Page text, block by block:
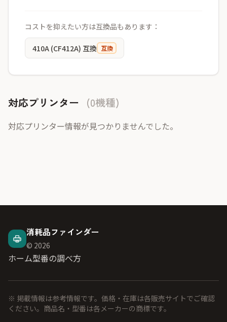
コストを抑えたい方は互換品もあります：
410A (CF412A) 互換 互換
対応プリンター (0機種)
対応プリンター情報が見つかりませんでした。
消耗品ファインダー
© 2026
ホーム型番の調べ方
※ 掲載情報は参考情報です。価格・在庫は各販売サイトでご確認
ください。商品名・型番は各メーカーの商標です。